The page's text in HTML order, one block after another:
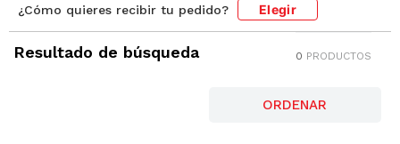
¿Cómo quieres recibir tu pedido? Elegir
Resultado de búsqueda 0 PRODUCTOS